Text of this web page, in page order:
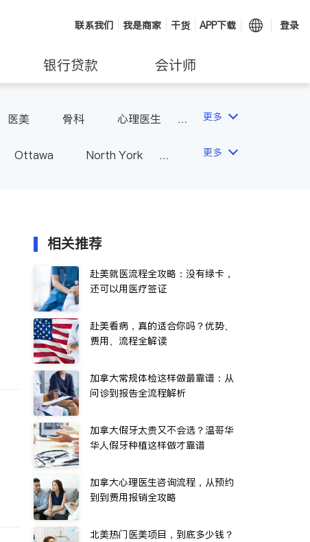
联系我们 我是商家 干货 APP下载 登录
银行贷款 会计师
医美 骨科
心理医生
更多
Ottawa
North York
更多
相关推荐
赴美就医流程全攻略：没有绿卡，
还可以用医疗签证
赴美看病，真的适合你吗？优势、
费用、流程全解读
加拿大常规体检这样做最靠谱：从
问诊到报告全流程解析
加拿大假牙太贵又不会选？温哥华
华人假牙种植这样做才靠谱
加拿大心理医生咨询流程，从预约
到到费用报销全攻略
北美热门医美项目，到底多少钱？